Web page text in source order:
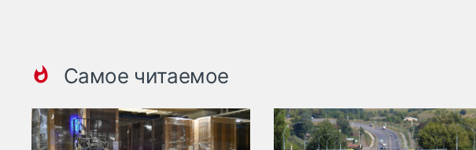
Самое читаемое